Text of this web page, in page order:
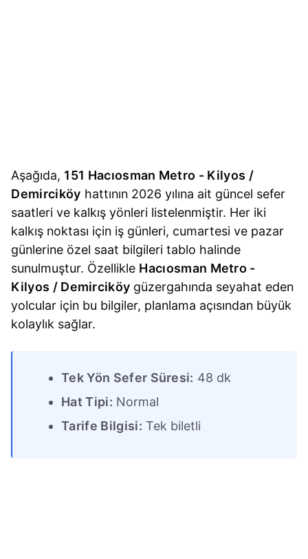
Aşağıda, 151 Hacıosman Metro - Kilyos /
Demirciköy hattının 2026 yılına ait güncel sefer
saatleri ve kalkış yönleri listelenmiştir. Her iki
kalkış noktası için iş günleri, cumartesi ve pazar
günlerine özel saat bilgileri tablo halinde
sunulmuştur. Özellikle Hacıosman Metro -
Kilyos / Demirciköy güzergahında seyahat eden
yolcular için bu bilgiler, planlama açısından büyük
kolaylık sağlar.
Tek Yön Sefer Süresi: 48 dk
Hat Tipi: Normal
Tarife Bilgisi: Tek biletli